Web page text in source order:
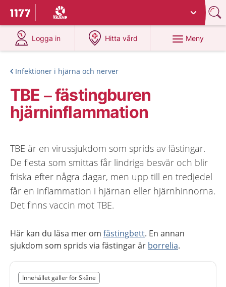
Till startsidan för 1177
Du har valt region
Logga in
på 1177.se
Hitta vård
på 1177.se
Meny
Infektioner i hjärna och nerver
TBE – fästingburen
hjärninflammation
TBE är en virussjukdom som sprids av fästingar.
De flesta som smittas får lindriga besvär och blir
friska efter några dagar, men upp till en tredjedel
får en inflammation i hjärnan eller hjärnhinnorna.
Det finns vaccin mot TBE.
Här kan du läsa mer om fästingbett. En annan
sjukdom som sprids via fästingar är borrelia.
Nedan innehåll gäller region Skåne
Innehållet gäller för Skåne
Slut på det regionala tillägget från region Skåne